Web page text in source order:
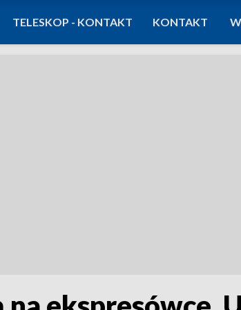
TELESKOP - KONTAKT KONTAKT